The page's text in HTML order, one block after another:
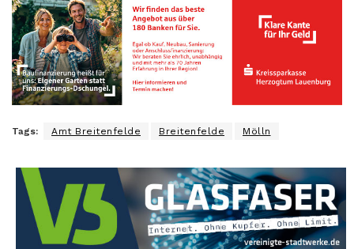
Tags: Amt Breitenfelde Breitenfelde Mölln